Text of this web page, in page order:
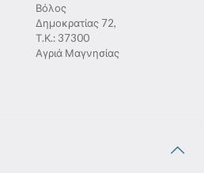
Βόλος
Δημοκρατίας 72,
Τ.Κ.: 37300
Αγριά Μαγνησίας